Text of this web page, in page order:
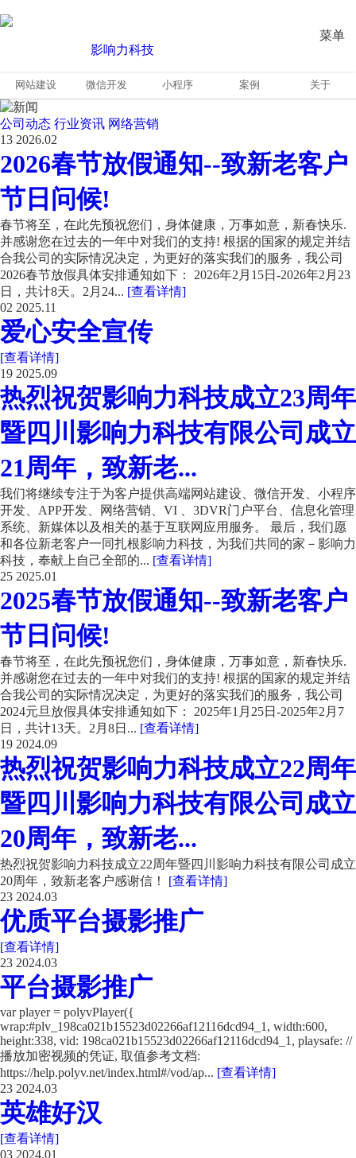
菜单
网站建设 微信开发 小程序 案例 关于
公司动态 行业资讯 网络营销
13 2026.02
2026春节放假通知--致新老客户
节日问候!
春节将至，在此先预祝您们，身体健康，万事如意，新春快乐.
并感谢您在过去的一年中对我们的支持! 根据的国家的规定并结
合我公司的实际情况决定，为更好的落实我们的服务，我公司
2026春节放假具体安排通知如下： 2026年2月15日-2026年2月23
日，共计8天。2月24... [查看详情]
02 2025.11
爱心安全宣传
[查看详情]
19 2025.09
热烈祝贺影响力科技成立23周年
暨四川影响力科技有限公司成立
21周年，致新老...
我们将继续专注于为客户提供高端网站建设、微信开发、小程序
开发、APP开发、网络营销、VI 、3DVR门户平台、信息化管理
系统、新媒体以及相关的基于互联网应用服务。 最后，我们愿
和各位新老客户一同扎根影响力科技，为我们共同的家－影响力
科技，奉献上自己全部的... [查看详情]
25 2025.01
2025春节放假通知--致新老客户
节日问候!
春节将至，在此先预祝您们，身体健康，万事如意，新春快乐.
并感谢您在过去的一年中对我们的支持! 根据的国家的规定并结
合我公司的实际情况决定，为更好的落实我们的服务，我公司
2024元旦放假具体安排通知如下： 2025年1月25日-2025年2月7
日，共计13天。2月8日... [查看详情]
19 2024.09
热烈祝贺影响力科技成立22周年
暨四川影响力科技有限公司成立
20周年，致新老...
热烈祝贺影响力科技成立22周年暨四川影响力科技有限公司成立
20周年，致新老客户感谢信！ [查看详情]
23 2024.03
优质平台摄影推广
[查看详情]
23 2024.03
平台摄影推广
var player = polyvPlayer({
wrap:#plv_198ca021b15523d02266af12116dcd94_1, width:600,
height:338, vid: 198ca021b15523d02266af12116dcd94_1, playsafe: //
播放加密视频的凭证, 取值参考文档:
https://help.polyv.net/index.html#/vod/ap... [查看详情]
23 2024.03
英雄好汉
[查看详情]
03 2024.01